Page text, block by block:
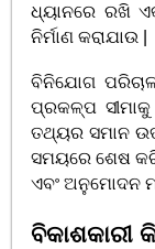
ଧ୍ୟାନରେ ରଖି
ନିର୍ମାଣ କରାଯାଉ |
ବିନିଯୋଗ
ପ୍ରକଳ୍ପ ସୀମାକୁ
ତଥ୍ୟର ସମାନ
ସମୟରେ ଶେଷ
ଏବଂ ଅନୁମୋଦନ
ବିକାଶକାରୀ